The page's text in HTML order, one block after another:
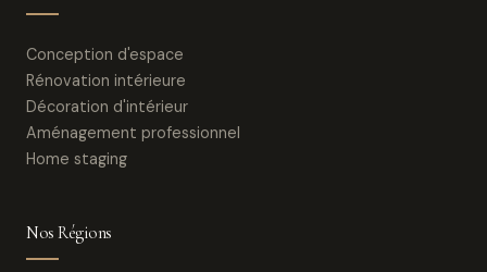
Conception d'espace
Rénovation intérieure
Décoration d'intérieur
Aménagement professionnel
Home staging
Nos Régions